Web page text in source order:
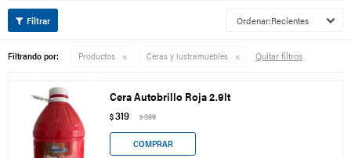
Recientes
Filtrando por: Productos Ceras y lustramuebles Quitar filtros
Cera Autobrillo Roja 2.9lt
$319 $399